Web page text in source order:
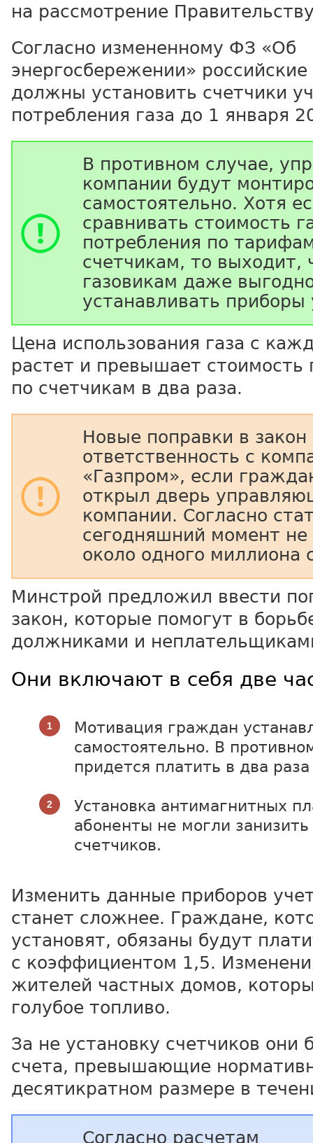
на рассмотрение
Согласно измененному ФЗ «Об
энергосбережении»
должны установить счетчики
потребления газа до 1 января
В противном случае,
компании будут
самостоятельно. Хотя
сравнивать стоимость
потребления по
счетчикам, то выходит,
газовикам даже
устанавливать приборы
Цена использования газа с
растет и превышает стоимость
по счетчикам в два раза.
Новые поправки в
ответственность с
«Газпром», если
открыл дверь
компании. Согласно
сегодняшний момент не
около одного миллиона
Минстрой предложил ввести
закон, которые помогут в
должниками и
Они включают в себя две
Мотивация граждан
самостоятельно. В
придется платить в два
Установка антимагнитных
абоненты не могли
счетчиков.
Изменить данные приборов
станет сложнее. Граждане,
установят, обязаны будут
с коэффициентом 1,5.
жителей частных домов,
голубое топливо.
За не установку счетчиков они
счета, превышающие
десятикратном размере в
Согласно расчетам